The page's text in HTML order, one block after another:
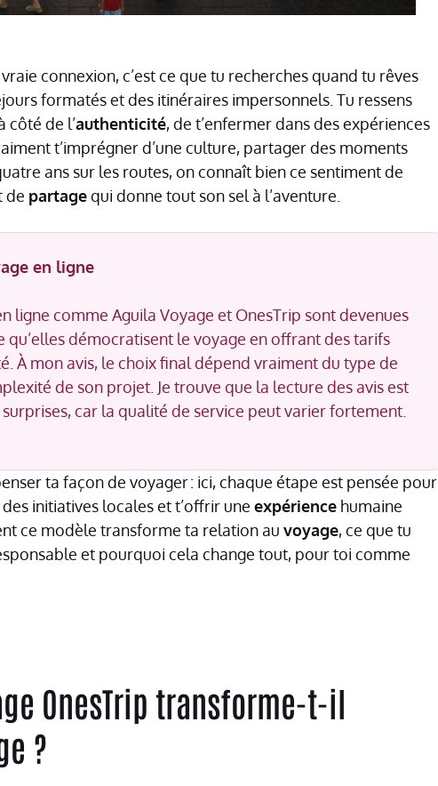
connexion, c’est ce que tu recherches quand tu rêves
formatés et des itinéraires impersonnels. Tu ressens
côté de l’authenticité, de t’enfermer dans des expériences
t’imprégner d’une culture, partager des moments
ans sur les routes, on connaît bien ce sentiment de
de partagequi donne tout son sel à l’aventure.
en ligne
ligne comme Aguila Voyage et OnesTrip sont devenues
qu’elles démocratisent le voyage en offrant des tarifs
À mon avis, le choix final dépend vraiment du type de
de son projet. Je trouve que la lecture des avis est
car la qualité de service peut varier fortement.
ta façon de voyager : ici, chaque étape est pensée pour
initiatives locales et t’offrir une expérience humaine
ce modèle transforme ta relation au voyage, ce que tu
et pourquoi cela change tout, pour toi comme
OnesTrip transforme-t-il
?